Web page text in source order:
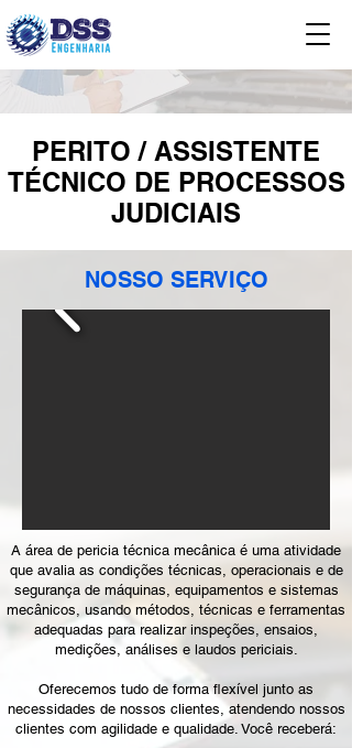
PERITO / ASSISTENTE
TÉCNICO DE PROCESSOS
JUDICIAIS
NOSSO SERVIÇO
A área de pericia técnica mecânica é uma atividade
que avalia as condições técnicas, operacionais e de
segurança de máquinas, equipamentos e sistemas
mecânicos, usando métodos, técnicas e ferramentas
adequadas para realizar inspeções, ensaios,
medições, análises e laudos periciais.
Oferecemos tudo de forma flexível junto as
necessidades de nossos clientes, atendendo nossos
clientes com agilidade e qualidade. Você receberá: